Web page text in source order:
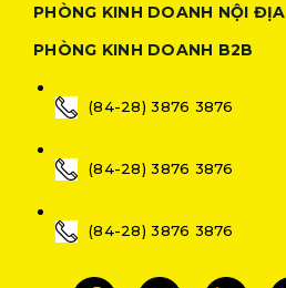
PHÒNG KINH DOANH NỘI ĐỊA
PHÒNG KINH DOANH B2B
(84-28) 3876 3876
(84-28) 3876 3876
(84-28) 3876 3876